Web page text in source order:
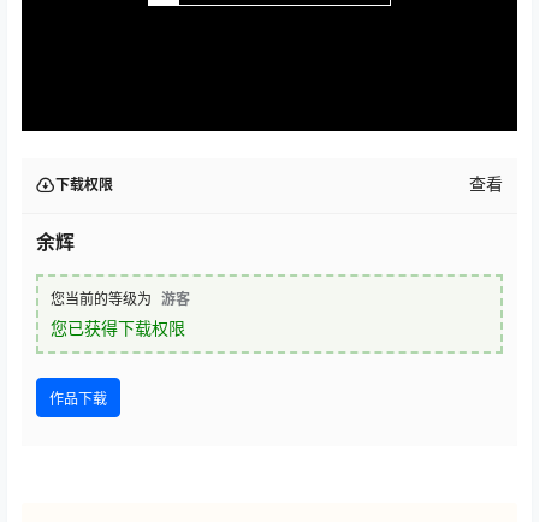
下载权限 查看
余辉
您当前的等级为 游客
您已获得下载权限
作品下载